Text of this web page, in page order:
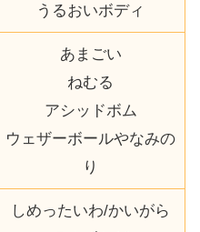
うるおいボディ
あまごい
ねむる
アシッドボム
ウェザーボールやなみの
り
しめったいわ/かいがら